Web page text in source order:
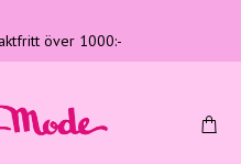
över 1000:-